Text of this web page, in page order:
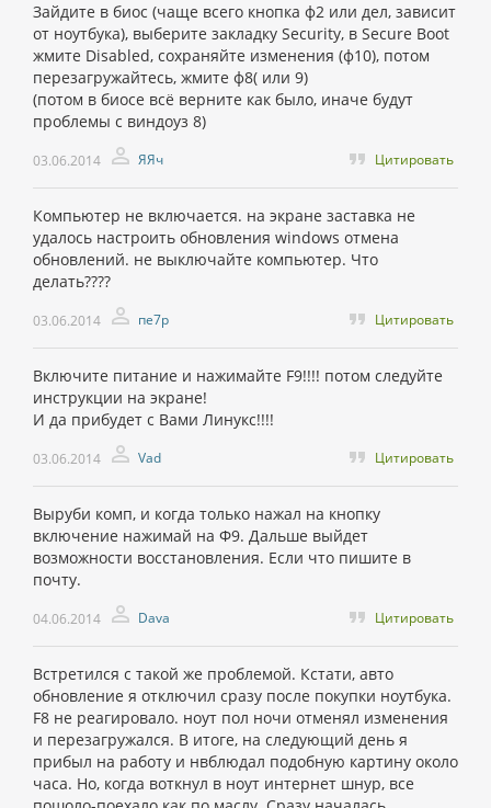
Зайдите в биос (чаще всего кнопка ф2 или дел, зависит
от ноутбука), выберите закладку Security, в Secure Boot
жмите Disabled, сохраняйте изменения (ф10), потом
перезагружайтесь, жмите ф8( или 9)
(потом в биосе всё верните как было, иначе будут
проблемы с виндоуз 8)
03.06.2014 ЯЯч Цитировать
Компьютер не включается. на экране заставка не
удалось настроить обновления windows отмена
обновлений. не выключайте компьютер. Что
делать????
03.06.2014 пе7р Цитировать
Включите питание и нажимайте F9!!!! потом следуйте
инструкции на экране!
И да прибудет с Вами Линукс!!!!
03.06.2014 Vad Цитировать
Выруби комп, и когда только нажал на кнопку
включение нажимай на Ф9. Дальше выйдет
возможности восстановления. Если что пишите в
почту.
04.06.2014 Dava Цитировать
Встретился с такой же проблемой. Кстати, авто
обновление я отключил сразу после покупки ноутбука.
F8 не реагировало. ноут пол ночи отменял изменения
и перезагружался. В итоге, на следующий день я
прибыл на работу и нвблюдал подобную картину около
часа. Но, когда воткнул в ноут интернет шнур, все